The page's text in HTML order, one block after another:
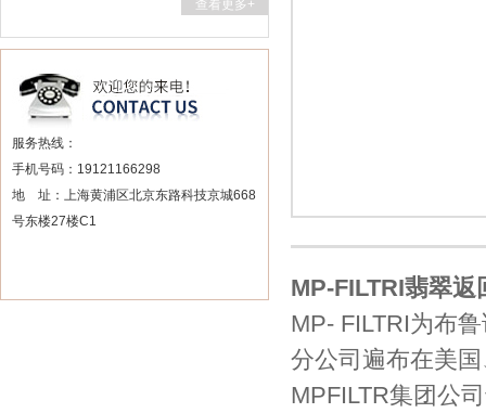
查看更多+
服务热线：
手机号码：19121166298
地 址：上海黄浦区北京东路科技京城668
号东楼27楼C1
MP-FILTRI翡翠
MP- FILTRI为布
分公司遍布在美
MPFILTR集团公